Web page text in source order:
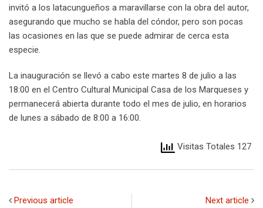
invitó a los latacungueños a maravillarse con la obra del autor,
asegurando que mucho se habla del cóndor, pero son pocas
las ocasiones en las que se puede admirar de cerca esta
especie.
La inauguración se llevó a cabo este martes 8 de julio a las
18:00 en el Centro Cultural Municipal Casa de los Marqueses y
permanecerá abierta durante todo el mes de julio, en horarios
de lunes a sábado de 8:00 a 16:00.
Visitas Totales 127
Previous article Next article